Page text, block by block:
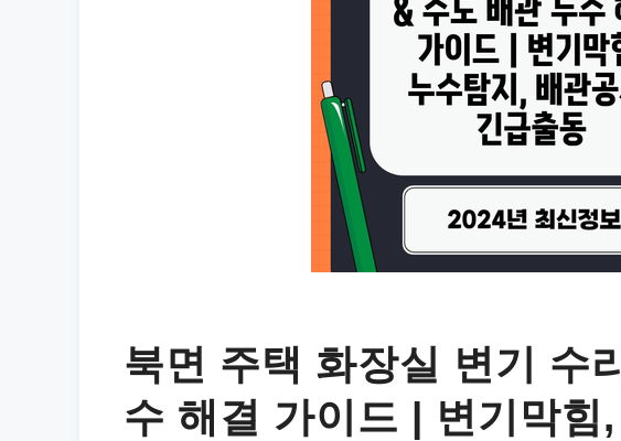
북면 주택 화장실 변기 수
수 해결 가이드 | 변기막힘